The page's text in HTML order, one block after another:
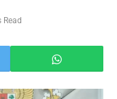
Read